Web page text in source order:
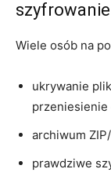
szyfrowanie
Wiele osób na
ukrywanie
przeniesienie
archiwum
prawdziwe